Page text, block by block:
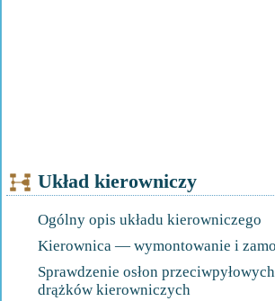
Układ kierowniczy
Ogólny opis układu kierowniczego
Kierownica — wymontowanie i
Sprawdzenie osłon
drążków kierowniczych